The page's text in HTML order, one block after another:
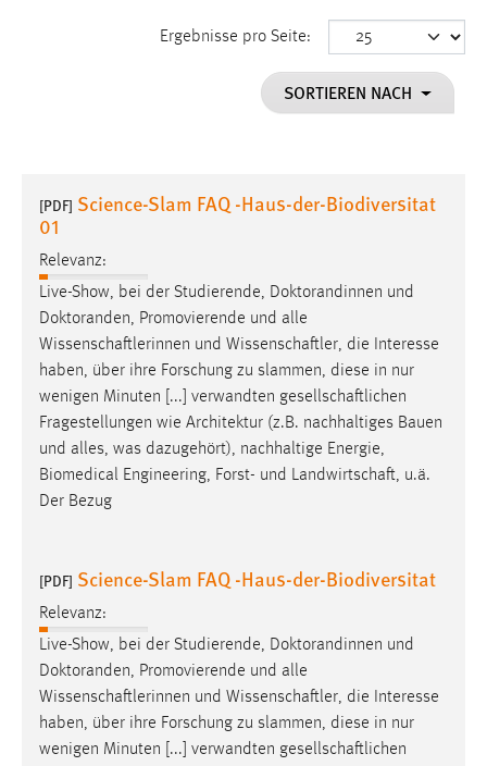
Ergebnisse pro Seite:
SORTIEREN NACH
[PDF] Science-Slam FAQ -Haus-der-Biodiversitat
01
Relevanz:
Live-Show, bei der Studierende, Doktorandinnen und
Doktoranden, Promovierende und alle
Wissenschaftlerinnen und Wissenschaftler, die Interesse
haben, über ihre Forschung zu slammen, diese in nur
wenigen Minuten [...] verwandten gesellschaftlichen
Fragestellungen wie Architektur (z.B. nachhaltiges Bauen
und alles, was dazugehört), nachhaltige Energie,
Biomedical Engineering, Forst- und Landwirtschaft, u.ä.
Der Bezug
[PDF] Science-Slam FAQ -Haus-der-Biodiversitat
Relevanz:
Live-Show, bei der Studierende, Doktorandinnen und
Doktoranden, Promovierende und alle
Wissenschaftlerinnen und Wissenschaftler, die Interesse
haben, über ihre Forschung zu slammen, diese in nur
wenigen Minuten [...] verwandten gesellschaftlichen
Dieser Cookie speichert die ausgewählten Einverständnis-
Performance
staticfilecache
Zweck:
Für performante Seitenauslieferung wird in diesem Cookie
gespeichert, ob man eingeloggt ist.
Sprachpräferenz
Name:
site-language-preference
Zweck:
Cookie Laufzeit:
Chat
Name:
MibewSessionID, MIBEW_UserID, mibew_locale, mibew-
chat-frame-style-5e9dbeb1811c0446